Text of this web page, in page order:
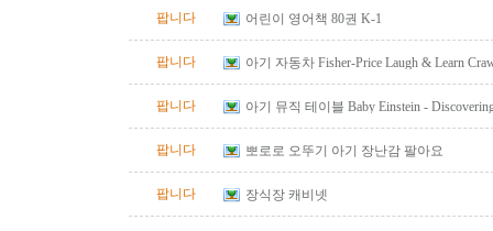
팝니다 어린이 영어책 80권 K-1
팝니다
아기 자동차 Fisher-Price Laugh & Learn
팝니다
아기 뮤직 테이블 Baby Einstein -
팝니다
뽀로로 오뚜기 아기 장난감 팔아요
팝니다 장식장 캐비넷